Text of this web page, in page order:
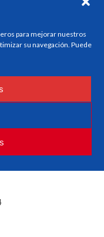
para mejorar nuestros
su navegación. Puede
Seguridad y Factores